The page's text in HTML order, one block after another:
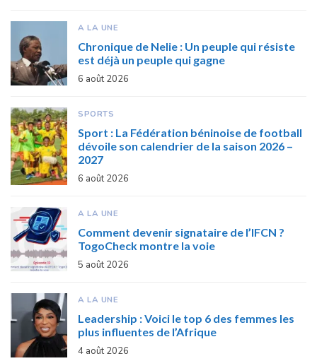
A LA UNE
Chronique de Nelie : Un peuple qui résiste
est déjà un peuple qui gagne
6 août 2026
SPORTS
Sport : La Fédération béninoise de football
dévoile son calendrier de la saison 2026 –
2027
6 août 2026
A LA UNE
Comment devenir signataire de l’IFCN ?
TogoCheck montre la voie
5 août 2026
A LA UNE
Leadership : Voici le top 6 des femmes les
plus influentes de l’Afrique
4 août 2026